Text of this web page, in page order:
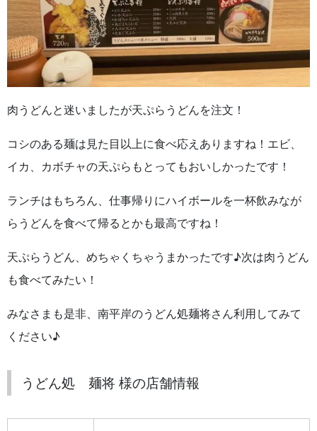
肉うどんと迷いましたが天ぷらうどんを注文！
コシのある麺は見た目以上に食べ応えありますね！エビ、
イカ、カボチャの天ぷらもとってもおいしかったです！
ランチはもちろん、仕事帰りにハイボールを一杯飲みなが
らうどんを食べて帰るとかも最高ですね！
天ぷらうどん、めちゃくちゃうまかったです♪次は肉うどん
も食べてみたい！
みなさまも是非、南平岸のうどん処麺将さん利用してみて
ください♪
うどん処 麺将 様の店舗情報